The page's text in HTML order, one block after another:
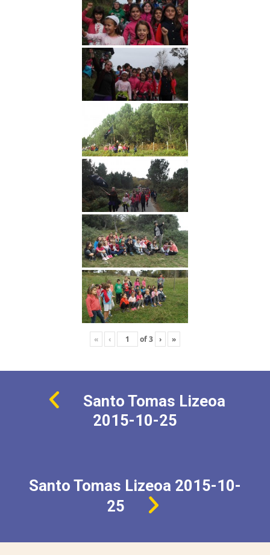
« ‹ of3 › »
Santo Tomas Lizeoa
2015-10-25
Santo Tomas Lizeoa 2015-10-
25